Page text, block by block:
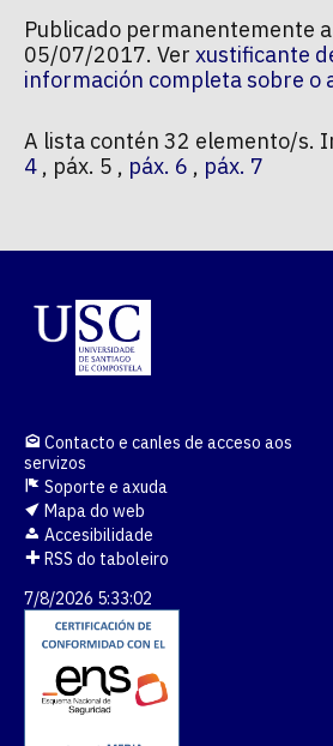
Publicado permanentemente
05/07/2017. Ver xustificante
información completa sobre o
A lista contén 32 elemento/s.
4 , páx. 5 , páx. 6 , páx. 7
Contacto e canles de acceso aos
servizos
Soporte e axuda
Mapa do web
Accesibilidade
RSS do taboleiro
7/8/2026 5:33:02